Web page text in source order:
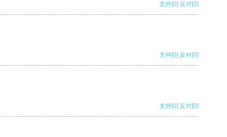
支持[0] 反对[0]
支持[0] 反对[0]
支持[0] 反对[0]